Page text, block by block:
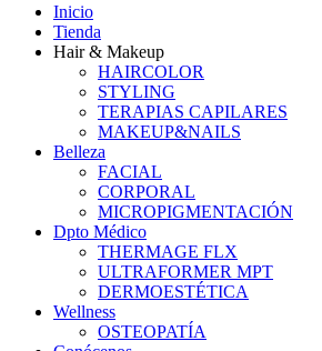
Inicio
Tienda
Hair & Makeup
HAIRCOLOR
STYLING
TERAPIAS CAPILARES
MAKEUP&NAILS
Belleza
FACIAL
CORPORAL
MICROPIGMENTACIÓN
Dpto Médico
THERMAGE FLX
ULTRAFORMER MPT
DERMOESTÉTICA
Wellness
OSTEOPATÍA